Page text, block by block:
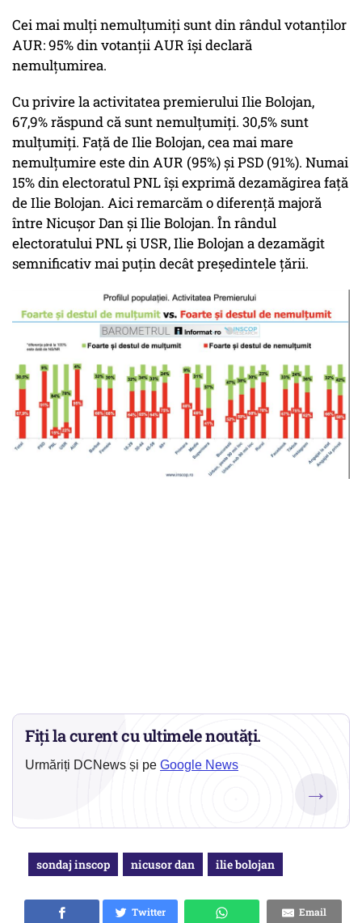
Cei mai mulți nemulțumiți sunt din rândul votanților
AUR: 95% din votanții AUR își declară
nemulțumirea.
Cu privire la activitatea premierului Ilie Bolojan,
67,9% răspund că sunt nemulțumiți. 30,5% sunt
mulțumiți. Față de Ilie Bolojan, cea mai mare
nemulțumire este din AUR (95%) și PSD (91%). Numai
15% din electoratul PNL își exprimă dezamăgirea față
de Ilie Bolojan. Aici remarcăm o diferență majoră
între Nicușor Dan și Ilie Bolojan. În rândul
electoratului PNL și USR, Ilie Bolojan a dezamăgit
semnificativ mai puțin decât președintele țării.
Fiți la curent cu ultimele noutăți.
Urmăriți DCNews și pe Google News
→
sondaj inscop nicusor dan ilie bolojan
Twitter
Email